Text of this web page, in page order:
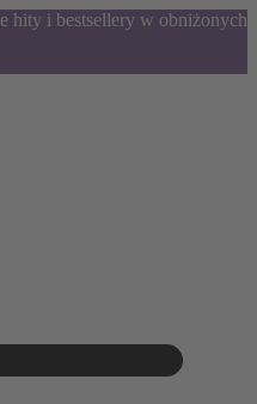
hity i bestsellery w obniżonych